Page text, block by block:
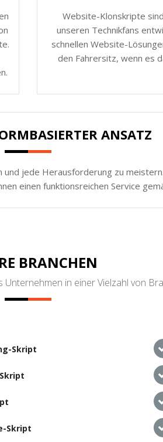
Website-Klonskripte
unseren Technikfans
schnellen Website-
den Fahrersitz, wenn es
ANSATZ
jede Herausforderung zu
einen funktionsreichen Service
BRANCHEN
in einer Vielzahl von
Skript
Skript